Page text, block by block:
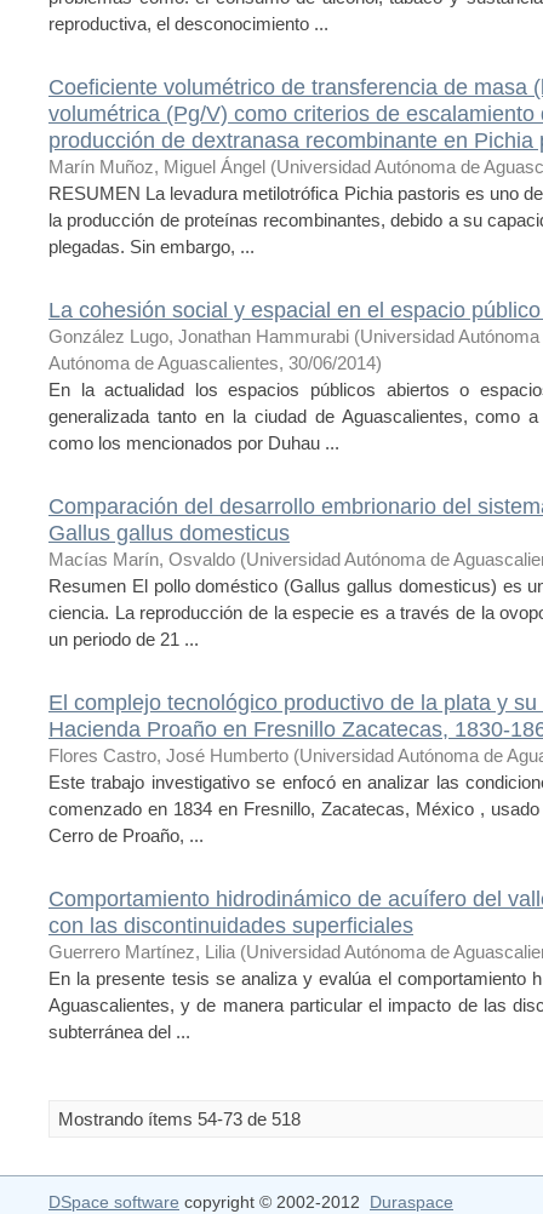
reproductiva, el desconocimiento ...
Coeficiente volumétrico de transferencia de masa
volumétrica (Pg/V) como criterios de
producción de dextranasa recombinante en Pichia
Marín Muñoz, Miguel Ángel (Universidad Autónoma de
RESUMEN La levadura metilotrófica Pichia pastoris es uno
la producción de proteínas recombinantes, debido a su
plegadas. Sin embargo, ...
La cohesión social y espacial en el espacio
González Lugo, Jonathan Hammurabi (Universidad
Autónoma de Aguascalientes, 30/06/2014)
En la actualidad los espacios públicos abiertos o
generalizada tanto en la ciudad de Aguascalientes, como
como los mencionados por Duhau ...
Comparación del desarrollo embrionario del
Gallus gallus domesticus
Macías Marín, Osvaldo (Universidad Autónoma de
Resumen El pollo doméstico (Gallus gallus domesticus) es
ciencia. La reproducción de la especie es a través de la
un periodo de 21 ...
El complejo tecnológico productivo de la plata y
Hacienda Proaño en Fresnillo Zacatecas, 1830-
Flores Castro, José Humberto (Universidad Autónoma de
Este trabajo investigativo se enfocó en analizar las
comenzado en 1834 en Fresnillo, Zacatecas, México ,
Cerro de Proaño, ...
Comportamiento hidrodinámico de acuífero del
con las discontinuidades superficiales
Guerrero Martínez, Lilia (Universidad Autónoma de
En la presente tesis se analiza y evalúa el comportamiento
Aguascalientes, y de manera particular el impacto de las
subterránea del ...
Mostrando ítems 54-73 de 518
DSpace software copyright © 2002-2012 Duraspace